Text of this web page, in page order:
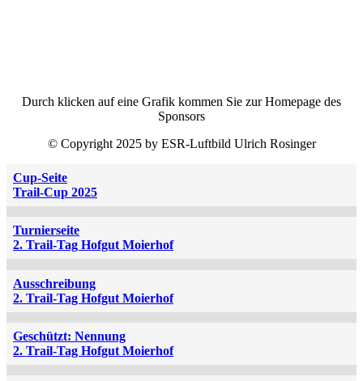
Durch klicken auf eine Grafik kommen Sie zur Homepage des
Sponsors
© Copyright 2025 by ESR-Luftbild Ulrich Rosinger
Cup-Seite
Trail-Cup 2025
Turnierseite
2. Trail-Tag Hofgut Moierhof
Ausschreibung
2. Trail-Tag Hofgut Moierhof
Geschützt: Nennung
2. Trail-Tag Hofgut Moierhof